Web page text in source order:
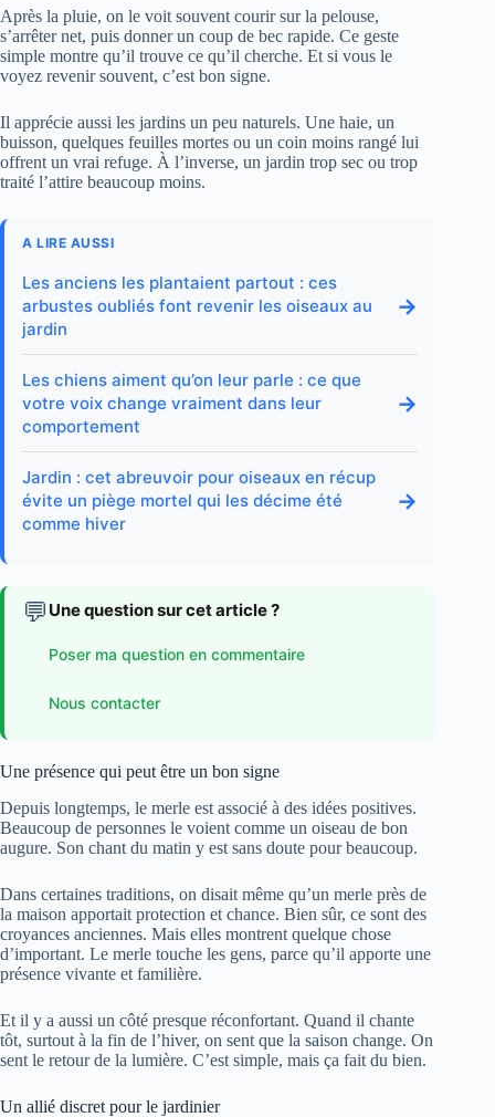
Après la pluie, on le voit souvent courir sur la pelouse,
s’arrêter net, puis donner un coup de bec rapide. Ce geste
simple montre qu’il trouve ce qu’il cherche. Et si vous le
voyez revenir souvent, c’est bon signe.
Il apprécie aussi les jardins un peu naturels. Une haie, un
buisson, quelques feuilles mortes ou un coin moins rangé lui
offrent un vrai refuge. À l’inverse, un jardin trop sec ou trop
traité l’attire beaucoup moins.
A LIRE AUSSI
Les anciens les plantaient partout : ces
arbustes oubliés font revenir les oiseaux au
jardin
→
Les chiens aiment qu’on leur parle : ce que
votre voix change vraiment dans leur
comportement
→
Jardin : cet abreuvoir pour oiseaux en récup
évite un piège mortel qui les décime été
comme hiver
→
💬 Une question sur cet article ?
Poser ma question en commentaire
Nous contacter
Une présence qui peut être un bon signe
Depuis longtemps, le merle est associé à des idées positives.
Beaucoup de personnes le voient comme un oiseau de bon
augure. Son chant du matin y est sans doute pour beaucoup.
Dans certaines traditions, on disait même qu’un merle près de
la maison apportait protection et chance. Bien sûr, ce sont des
croyances anciennes. Mais elles montrent quelque chose
d’important. Le merle touche les gens, parce qu’il apporte une
présence vivante et familière.
Et il y a aussi un côté presque réconfortant. Quand il chante
tôt, surtout à la fin de l’hiver, on sent que la saison change. On
sent le retour de la lumière. C’est simple, mais ça fait du bien.
Un allié discret pour le jardinier